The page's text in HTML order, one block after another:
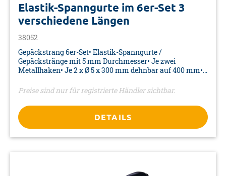
Elastik-Spanngurte im 6er-Set 3
verschiedene Längen
38052
Gepäckstrang 6er-Set• Elastik-Spanngurte /
Gepäckstränge mit 5 mm Durchmesser• Je zwei
Metallhaken• Je 2 x Ø 5 x 300 mm dehnbar auf 400 mm•
mm dehnbar auf 850 mm• Farben: rot, gelb, grün•
Material: Latex/PP/Metall• Verpackung: Karte mit Euro-
Lochung
Preise sind nur für registrierte Händler sichtbar.
DETAILS